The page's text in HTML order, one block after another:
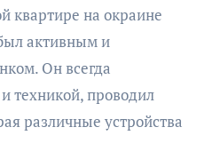
квартире на окраине
активным и
Он всегда
техникой, проводил
различные устройства